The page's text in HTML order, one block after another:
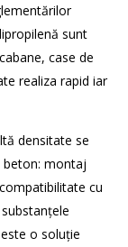
sunt
case de
realiza rapid iar
densitate se
montaj
cu
o soluție